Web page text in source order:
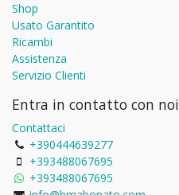
Shop
Usato Garantito
Ricambi
Assistenza
Servizio Clienti
Entra in contatto con noi
Contattaci
+390444639277
+393488067695
+393488067695